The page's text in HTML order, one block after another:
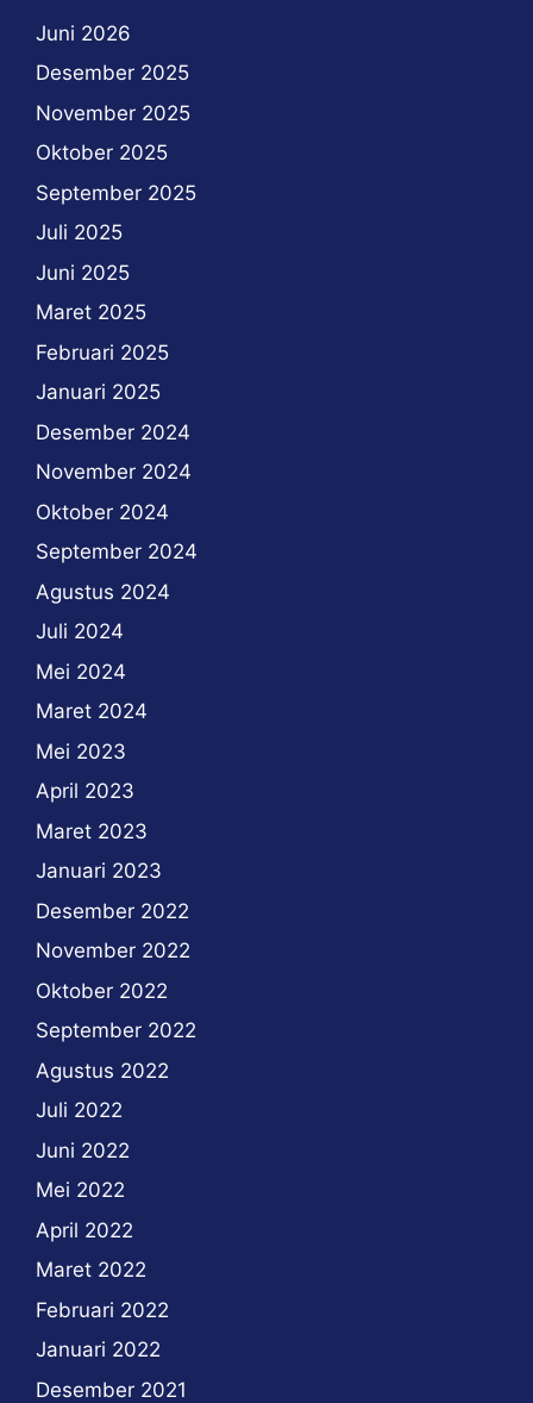
Juni 2026
Desember 2025
November 2025
Oktober 2025
September 2025
Juli 2025
Juni 2025
Maret 2025
Februari 2025
Januari 2025
Desember 2024
November 2024
Oktober 2024
September 2024
Agustus 2024
Juli 2024
Mei 2024
Maret 2024
Mei 2023
April 2023
Maret 2023
Januari 2023
Desember 2022
November 2022
Oktober 2022
September 2022
Agustus 2022
Juli 2022
Juni 2022
Mei 2022
April 2022
Maret 2022
Februari 2022
Januari 2022
Desember 2021